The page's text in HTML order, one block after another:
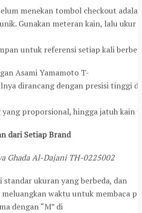
menekan tombol checkout
Gunakan meteran kain, lalu
untuk referensi setiap kali
Asami Yamamoto T-
dirancang dengan presisi tinggi
proporsional, hingga jatuh kain
dari Setiap Brand
Ghada Al-Dajani TH-0225002
ukuran yang berbeda, dan
waktu untuk membaca
dengan “M” di